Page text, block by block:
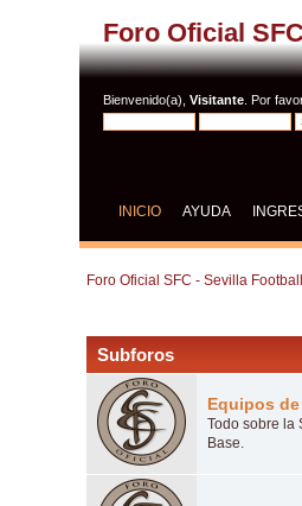
Foro Oficial
Bienvenido(a),Visitante . Por
INICIO AYUDA
Foro Oficial SFC - Sevilla
Subforos
Equipos
Todo sobre la
Base.